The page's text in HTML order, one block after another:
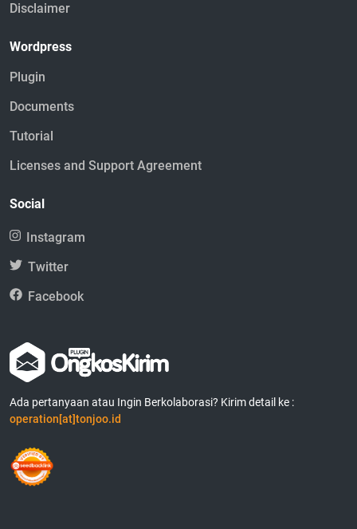
Disclaimer
Wordpress
Plugin
Documents
Tutorial
Licenses and Support Agreement
Social
Instagram
Twitter
Facebook
Ada pertanyaan atau Ingin Berkolaborasi? Kirim detail ke :
operation[at]tonjoo.id